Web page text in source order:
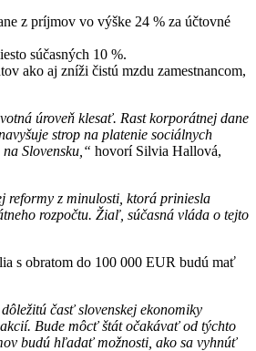
z príjmov vo výške 24 % za účtovné
súčasných 10 %.
ako aj zníži čistú mzdu zamestnancom,
úroveň klesať. Rast korporátnej dane
strop na platenie sociálnych
Slovensku,“ hovorí Silvia Hallová,
reformy z minulosti, ktorá priniesla
rozpočtu. Žiaľ, súčasná vláda o tejto
s obratom do 100 000 EUR budú mať
časť slovenskej ekonomiky
Bude môcť štát očakávať od týchto
budú hľadať možnosti, ako sa vyhnúť